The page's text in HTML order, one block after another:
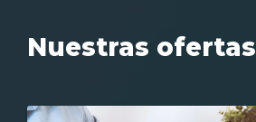
Nuestras ofertas